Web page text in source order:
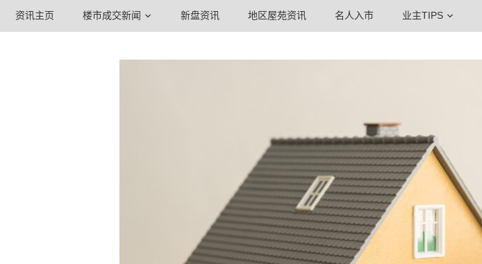
资讯主页 楼市成交新闻 新盘资讯 地区屋苑资讯 名人入市 业主TIPS